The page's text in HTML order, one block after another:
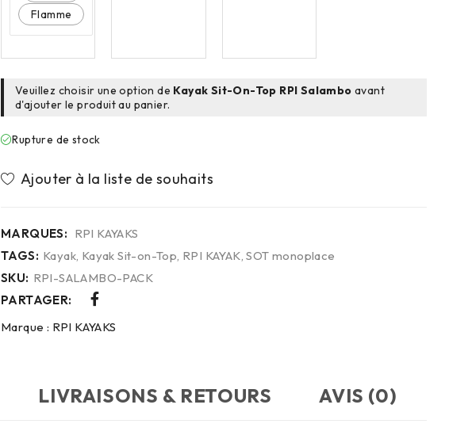
Flamme
Veuillez choisir une option de Kayak Sit-On-Top RPI Salambo avant
d'ajouter le produit au panier.
Rupture de stock
MARQUES: RPI KAYAKS
TAGS: Kayak, Kayak Sit-on-Top, RPI KAYAK,SOT monoplace
SKU: RPI-SALAMBO-PACK
PARTAGER:
Marque : RPI KAYAKS
LIVRAISONS & RETOURS AVIS (0)